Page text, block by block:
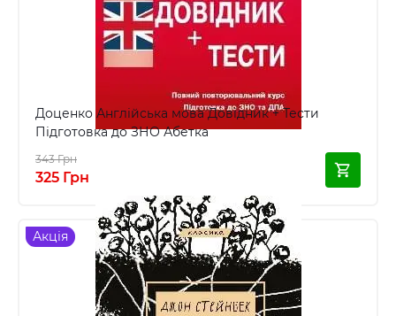
Доценко Англійська мова Довідник + Тести
Підготовка до ЗНО Абетка
343 Грн
325 Грн
Акція